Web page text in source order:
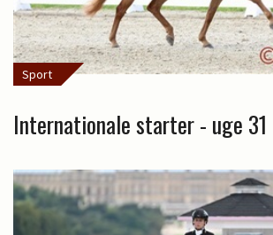
Sport
Internationale starter - uge 31